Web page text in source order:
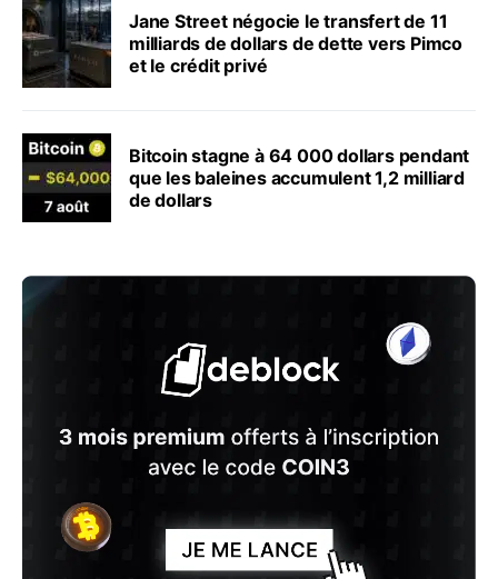
Jane Street négocie le transfert de 11
milliards de dollars de dette vers Pimco
et le crédit privé
Bitcoin stagne à 64 000 dollars pendant
que les baleines accumulent 1,2 milliard
de dollars